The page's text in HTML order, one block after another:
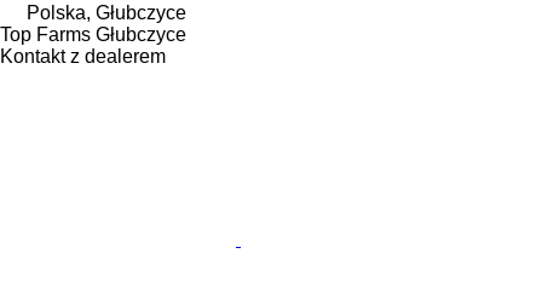
Polska, Głubczyce
Top Farms Głubczyce
Kontakt z dealerem